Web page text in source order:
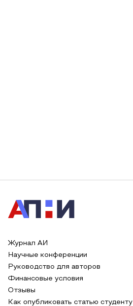
Журнал АИ
Научные конференции
Руководство для авторов
Финансовые условия
Отзывы
Как опубликовать статью студенту